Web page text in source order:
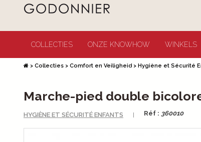
COLLECTIES ONZE KNOWHOW WINKELS
> Collecties > Comfort en Veiligheid > Hygiène et Sécurité
Marche-pied double
HYGIÈNE ET SÉCURITÉ ENFANTS Réf : 360010